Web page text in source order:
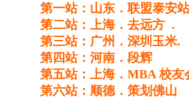
第一站：山东．联盟泰安站
第二站：上海．去远方 .
第三站：广州．深圳玉米.
第四站：河南．段辉
第五站：上海．MBA 校友
第六站：顺德．策划佛山